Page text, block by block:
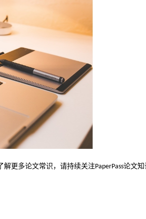
解更多论文常识，请持续关注PaperPass论文知